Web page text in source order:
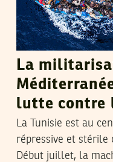
La
lutte contre
La Tunisie est au
répressive et stérile
Début juillet, la